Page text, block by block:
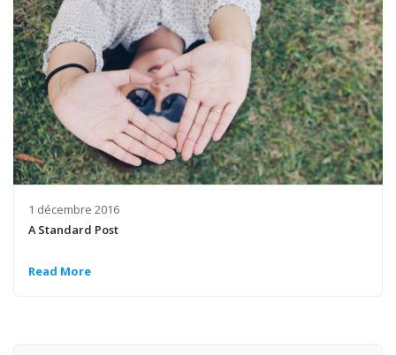
1 décembre 2016
A Standard Post
Read More